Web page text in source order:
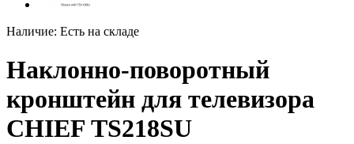
Наличие: Есть на складе
Наклонно-поворотный
кронштейн для телевизора
CHIEF TS218SU